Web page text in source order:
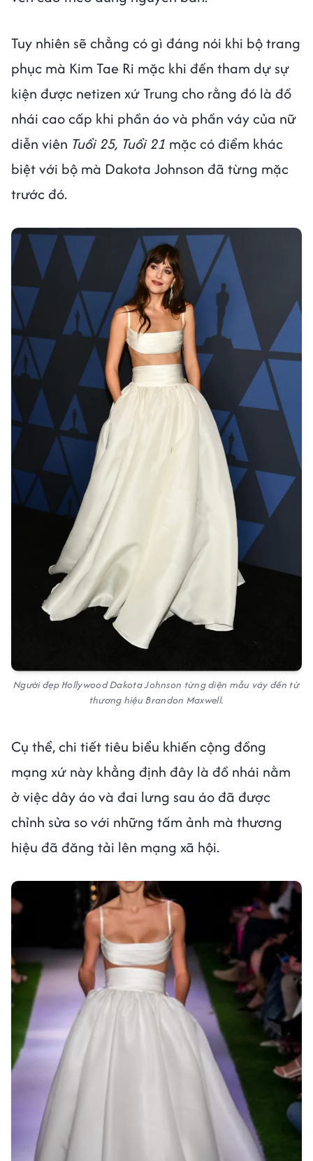
Tuy nhiên sẽ chẳng có gì đáng nói khi bộ trang
phục mà Kim Tae Ri mặc khi đến tham dự sự
kiện được netizen xứ Trung cho rằng đó là đồ
nhái cao cấp khi phần áo và phần váy của nữ
diễn viên Tuổi 25, Tuổi 21 mặc có điểm khác
biệt với bộ mà Dakota Johnson đã từng mặc
trước đó.
Người đẹp Hollywood Dakota Johnson từng diện mẫu váy đến từ
thương hiệu Brandon Maxwell.
Cụ thể, chi tiết tiêu biểu khiến cộng đồng
mạng xứ này khẳng định đây là đồ nhái nằm
ở việc dây áo và đai lưng sau áo đã được
chỉnh sửa so với những tấm ảnh mà thương
hiệu đã đăng tải lên mạng xã hội.